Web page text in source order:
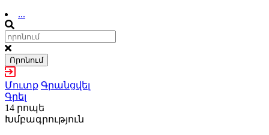
...
Որոնում
Մուտք Գրանցվել
Գրել
14 րոպե
Խմբագրություն